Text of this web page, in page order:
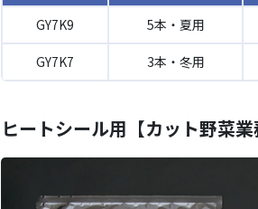
選ばれ
GY7K9 5本・夏用
GY7K7 3本・冬用
ヒートシール用【カット野菜業